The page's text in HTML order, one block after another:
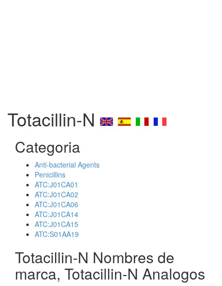
Totacillin-N
Categoria
Anti-bacterial Agents
Penicillins
ATC:J01CA01
ATC:J01CA02
ATC:J01CA06
ATC:J01CA14
ATC:J01CA15
ATC:S01AA19
Totacillin-N Nombres de
marca, Totacillin-N Analogos